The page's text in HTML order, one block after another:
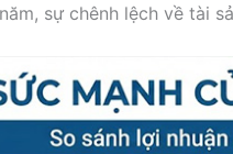
sự chênh lệch về tài